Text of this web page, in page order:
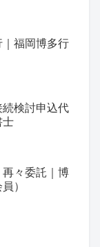
福岡博多行
検討申込代
士
々委託｜博
）